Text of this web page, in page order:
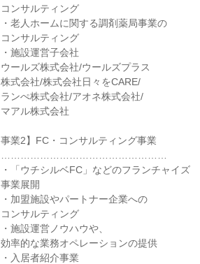
コンサルティング
・老人ホームに関する調剤薬局事業の
コンサルティング
・施設運営子会社
ウールズ株式会社/ウールズプラス
株式会社/株式会社日々をCARE/
ランぺ株式会社/アオネ株式会社/
マアル株式会社
事業2】FC・コンサルティング事業
・「ウチシルベFC」などのフランチャイズ
事業展開
・加盟施設やパートナー企業への
コンサルティング
・施設運営ノウハウや、
効率的な業務オペレーションの提供
・入居者紹介事業